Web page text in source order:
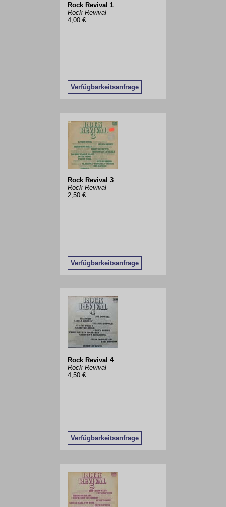
Rock Revival 1
Rock Revival
4,00 €
Verfügbarkeitsanfrage
Rock Revival 3
Rock Revival
2,50 €
Verfügbarkeitsanfrage
Rock Revival 4
Rock Revival
4,50 €
Verfügbarkeitsanfrage